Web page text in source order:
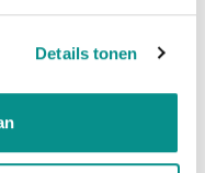
Details tonen
de oude SSD over te